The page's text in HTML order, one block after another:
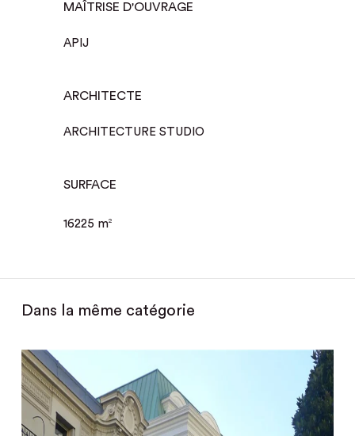
MAÎTRISE D'OUVRAGE
APIJ
ARCHITECTE
ARCHITECTURE STUDIO
SURFACE
16225 m2
Dans la même catégorie